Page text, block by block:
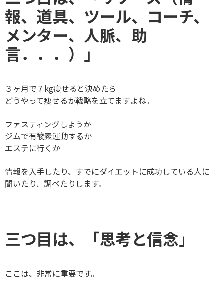
報、道具、ツール、コーチ、
メンター、人脈、助
言．．．）
」
３ヶ月で７kg痩せると決めたら
どうやって痩せるか戦略を立てますよね。
ファスティングしようか
ジムで有酸素運動するか
エステに行くか
情報を入手したり、すでにダイエットに成功している人に
聞いたり、調べたりします。
三つ目は、「思考と信念」
ここは、非常に重要です。